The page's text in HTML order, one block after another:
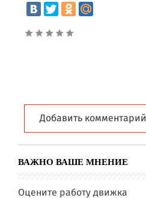
Добавить комментарий
ВАЖНО ВАШЕ МНЕНИЕ
Оцените работу движка